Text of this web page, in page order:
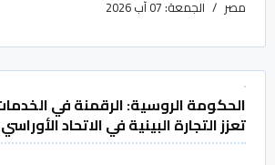
مصر الجمعة: 07 آب 2026
الحكومة الروسية: الرقمنة في
تعزز التجارة البينية في الاتحاد الأوراسي